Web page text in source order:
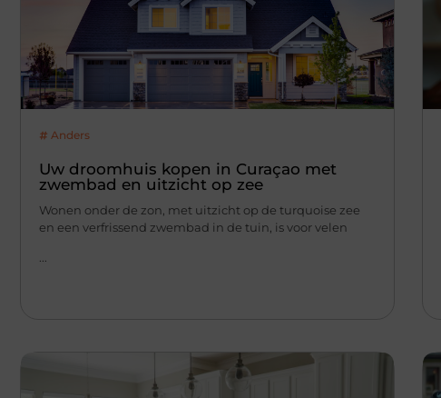
Anders
Uw droomhuis kopen in Curaçao met
zwembad en uitzicht op zee
Wonen onder de zon, met uitzicht op de turquoise zee
en een verfrissend zwembad in de tuin, is voor velen
...